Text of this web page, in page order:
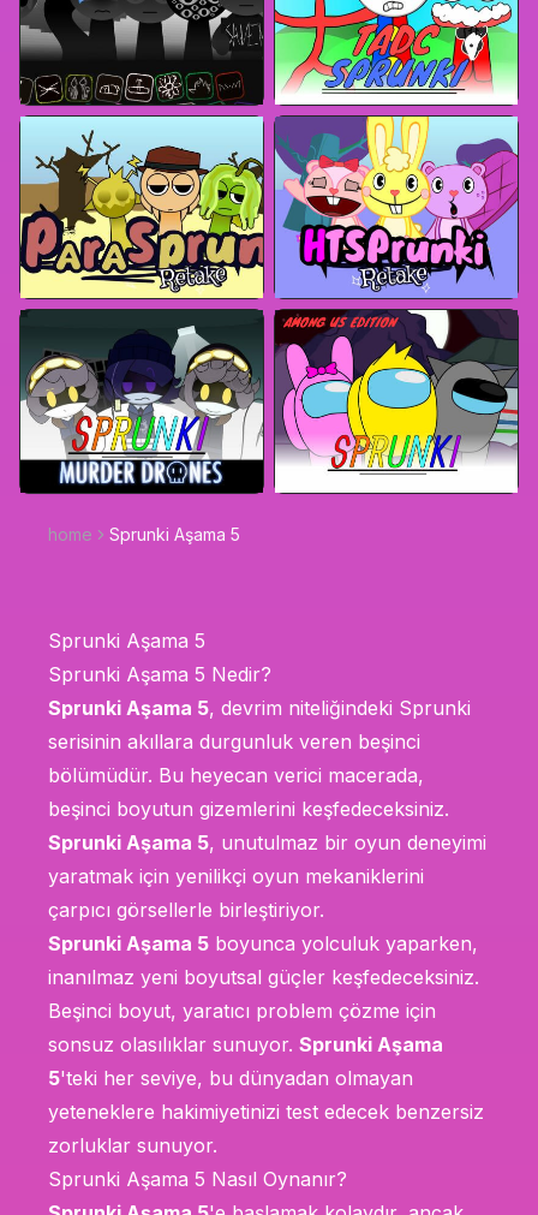
home Sprunki Aşama 5
Sprunki Aşama 5
Sprunki Aşama 5 Nedir?
Sprunki Aşama 5, devrim niteliğindeki Sprunki
serisinin akıllara durgunluk veren beşinci
bölümüdür. Bu heyecan verici macerada,
beşinci boyutun gizemlerini keşfedeceksiniz.
Sprunki Aşama 5, unutulmaz bir oyun deneyimi
yaratmak için yenilikçi oyun mekaniklerini
çarpıcı görsellerle birleştiriyor.
Sprunki Aşama 5 boyunca yolculuk yaparken,
inanılmaz yeni boyutsal güçler keşfedeceksiniz.
Beşinci boyut, yaratıcı problem çözme için
sonsuz olasılıklar sunuyor. Sprunki Aşama
5'teki her seviye, bu dünyadan olmayan
yeteneklere hakimiyetinizi test edecek benzersiz
zorluklar sunuyor.
Sprunki Aşama 5 Nasıl Oynanır?